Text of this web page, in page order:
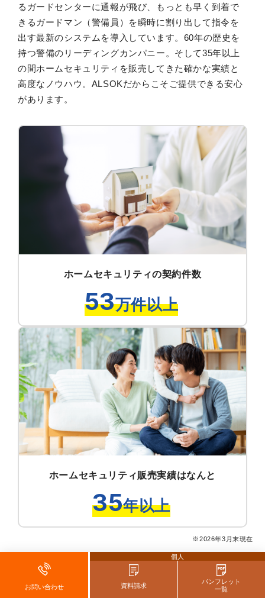
るガードセンターに通報が飛び、もっとも早く到着で
きるガードマン（警備員）を瞬時に割り出して指令を
出す最新のシステムを導入しています。60年の歴史を
持つ警備のリーディングカンパニー。そして35年以上
の間ホームセキュリティを販売してきた確かな実績と
高度なノウハウ。ALSOKだからこそご提供できる安心
があります。
ホームセキュリティの契約件数
53万件以上
※2026年3月末現在
ホームセキュリティ販売実績はなんと
35年以上
お問い合わせ
個人
資料請求
パンフレット
一覧
個人のお客様